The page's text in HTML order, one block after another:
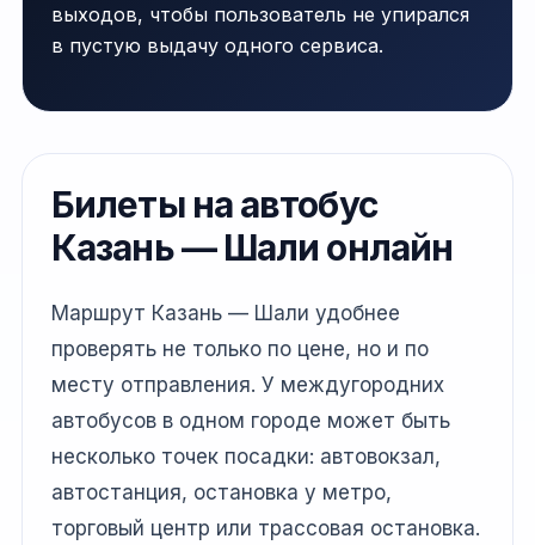
выходов, чтобы пользователь не упирался
в пустую выдачу одного сервиса.
Билеты на автобус
Казань — Шали онлайн
Маршрут Казань — Шали удобнее
проверять не только по цене, но и по
месту отправления. У междугородних
автобусов в одном городе может быть
несколько точек посадки: автовокзал,
автостанция, остановка у метро,
торговый центр или трассовая остановка.